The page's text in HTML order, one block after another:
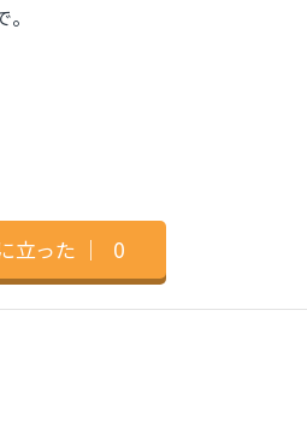
立った ｜ 0